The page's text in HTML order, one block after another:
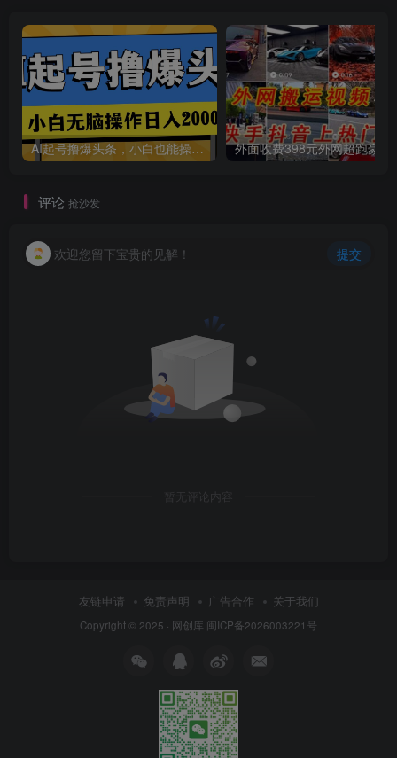
AI起号撸爆头条，小白也能操作，日入2000+
评论 抢沙发
欢迎您留下宝贵的见解！ 提交
暂无评论内容
友链申请 免责声明 广告合作 关于我们
Copyright © 2025 · 网创库 闽ICP备2026003221号